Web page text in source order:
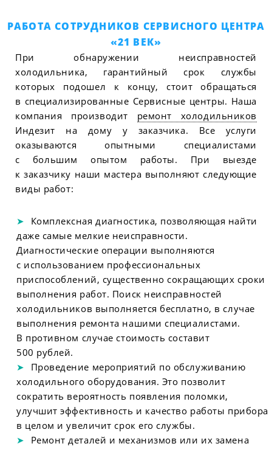
РАБОТА СОТРУДНИКОВ СЕРВИСНОГО ЦЕНТРА
«21 ВЕК»
При обнаружении неисправностей
холодильника, гарантийный срок службы
которых подошел к концу, стоит обращаться
в специализированные Сервисные центры. Наша
компания производит ремонт холодильников
Индезит на дому у заказчика. Все услуги
оказываются опытными специалистами
с большим опытом работы. При выезде
к заказчику наши мастера выполняют следующие
виды работ:
Комплексная диагностика, позволяющая найти
даже самые мелкие неисправности.
Диагностические операции выполняются
с использованием профессиональных
приспособлений, существенно сокращающих сроки
выполнения работ. Поиск неисправностей
холодильников выполняется бесплатно, в случае
выполнения ремонта нашими специалистами.
В противном случае стоимость составит
500 рублей.
Проведение мероприятий по обслуживанию
холодильного оборудования. Это позволит
сократить вероятность появления поломки,
улучшит эффективность и качество работы прибора
в целом и увеличит срок его службы.
Ремонт деталей и механизмов или их замена